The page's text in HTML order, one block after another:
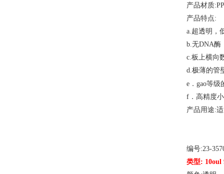
产品材质:PP
产品特点:
a.超透明，
b.无DNA酶
c.板上横向
d.极薄的管
e．gao等级
f．高精度
产品用途:
编号:23-
类型: 10oul